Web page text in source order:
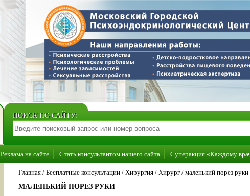
ПОИСК ПО САЙТУ:
Реклама на сайте Стать консультантом нашего сайта Суперакция «Каждому
Главная / Бесплатные консультации / Хирургия / Хирург / маленький порез руки
МАЛЕНЬКИЙ ПОРЕЗ РУКИ